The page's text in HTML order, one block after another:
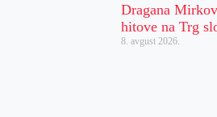
Dragana
hitove na Trg
8. avgust 2026.